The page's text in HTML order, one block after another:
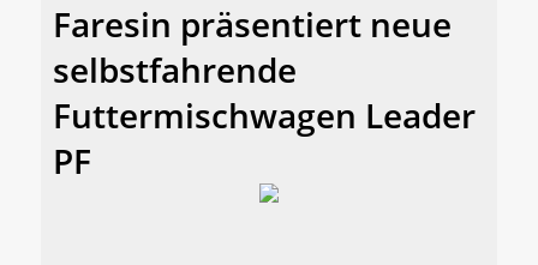
Faresin präsentiert neue
selbstfahrende
Futtermischwagen Leader
PF